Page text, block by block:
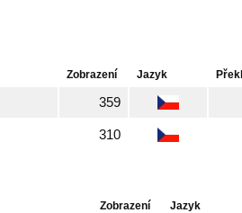
Zobrazení Jazyk
359
310
Zobrazení Jazyk